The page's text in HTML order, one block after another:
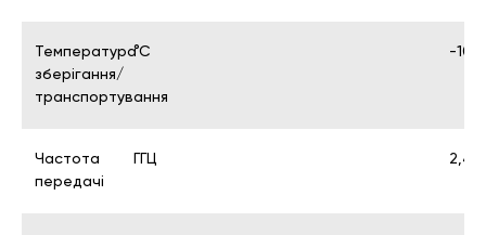
Температура
зберігання/
транспортування
°C -10 -
Частота
передачі
ГГЦ 2,4